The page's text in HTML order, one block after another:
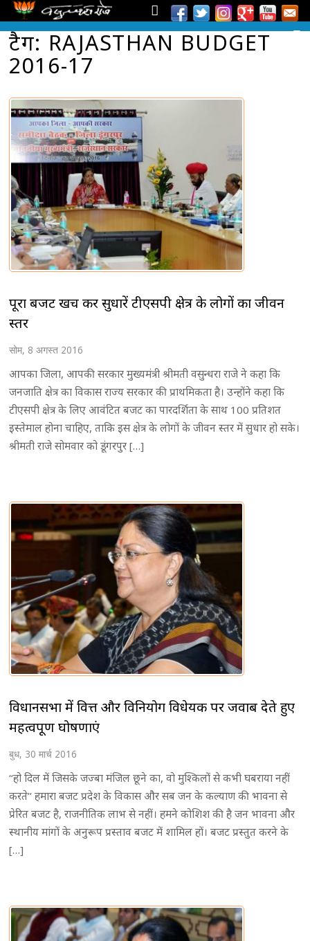
टैग: RAJASTHAN BUDGET
2016-17
पूरा बजट खर्च कर सुधारें टीएसपी क्षेत्र के लोगों का जीवन
स्तर
सोम, 8 अगस्त 2016
आपका जिला, आपकी सरकार मुख्यमंत्री श्रीमती वसुन्धरा राजे ने कहा कि
जनजाति क्षेत्र का विकास राज्य सरकार की प्राथमिकता है। उन्होंने कहा कि
टीएसपी क्षेत्र के लिए आवंटित बजट का पारदर्शिता के साथ 100 प्रतिशत
इस्तेमाल होना चाहिए, ताकि इस क्षेत्र के लोगों के जीवन स्तर में सुधार हो सके।
श्रीमती राजे सोमवार को डूंगरपुर […]
विधानसभा में वित्त और विनियोग विधेयक पर जवाब देते हुए
महत्वपूर्ण घोषणाएं
बुध, 30 मार्च 2016
‘‘हो दिल में जिसके जज्बा मंजिल छूने का, वो मुश्किलों से कभी घबराया नहीं
करते’’ हमारा बजट प्रदेश के विकास और सब जन के कल्याण की भावना से
प्रेरित बजट है, राजनीतिक लाभ से नहीं। हमने कोशिश की है जन भावना और
स्थानीय मांगों के अनुरूप प्रस्ताव बजट में शामिल हों। बजट प्रस्तुत करने के
[…]